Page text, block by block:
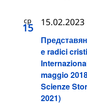
ср
15
e radici
maggio
Scienze
2021)
15.02.2023